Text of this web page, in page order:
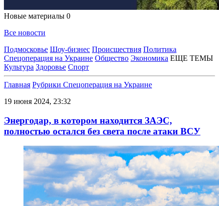
Новые материалы 0
Все новости
Подмосковье Шоу-бизнес Происшествия Политика
Спецоперация на Украине Общество Экономика ЕЩЕ ТЕМЫ
Культура Здоровье Спорт
Главная Рубрики Спецоперация на Украине
19 июня 2024, 23:32
Энергодар, в котором находится ЗАЭС,
полностью остался без света после атаки ВСУ